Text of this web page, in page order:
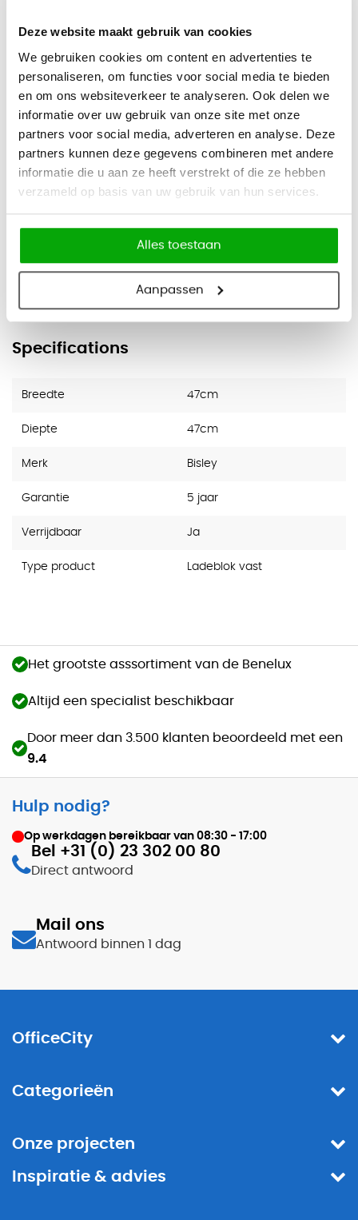
Deze website maakt gebruik van cookies
We gebruiken cookies om content en advertenties te
personaliseren, om functies voor social media te bieden
en om ons websiteverkeer te analyseren. Ook delen we
informatie over uw gebruik van onze site met onze
partners voor social media, adverteren en analyse. Deze
partners kunnen deze gegevens combineren met andere
informatie die u aan ze heeft verstrekt of die ze hebben
verzameld op basis van uw gebruik van hun services.
Alles toestaan
Aanpassen
Afmetingen
Hoogte: 71 cm
Breedte: 47 cm
Diepte: 47 cm
Eigenschappen
1 hangmaplade en 3 materiaalladen
Justeerbare bodemplaat of verrijdbaar onderstel
Laden voorzien van kogelgelagerde
telescoopgeleiding
5 jaar fabrieksgarantie
Specifications
Breedte 47cm
Diepte 47cm
Merk Bisley
Garantie 5 jaar
Verrijdbaar Ja
Type product Ladeblok vast
Het grootste asssortiment van de Benelux
Altijd een specialist beschikbaar
Door meer dan 3.500 klanten beoordeeld met een
9.4
Hulp nodig?
Op werkdagen bereikbaar van 08:30 - 17:00
Bel +31 (0) 23 302 00 80
Direct antwoord
Mail ons
Antwoord binnen 1 dag
OfficeCity
Categorieën
Onze projecten
Inspiratie & advies